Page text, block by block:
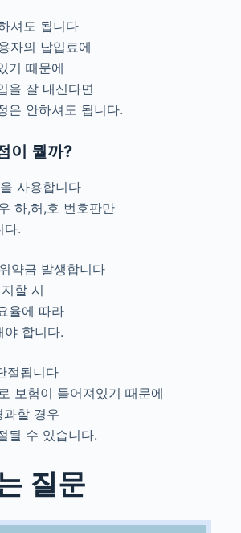
셔도 됩니다
자의 납입료에
기 때문에
을 잘 내신다면
은 안하셔도 됩니다.
이 뭘까?
사용합니다
하,허,호 번호판만
다.
약금 발생합니다
할 시
율에 따라
야 합니다.
절됩니다
보험이 들어져있기 때문에
할 경우
될 수 있습니다.
질문